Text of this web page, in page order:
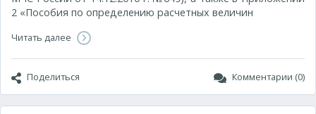
2 «Пособия по определению расчетных величин
Читать далее
Поделиться Комментарии (0)